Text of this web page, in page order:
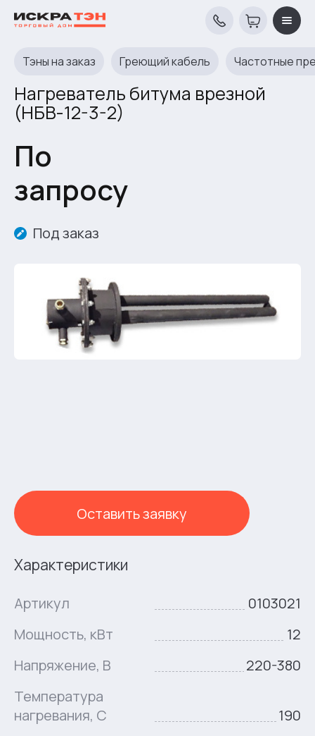
Тэны на заказ Греющий кабель Частотные
Характеристики
Артикул
0103021
Мощность, кВт
12
Напряжение, В
220-380
Температура
нагревания, C
190
Нагреватель битума врезной
(НБВ-12-3-2)
По
запросу
Под заказ
Оставить заявку